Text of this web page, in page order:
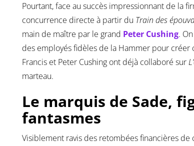
Pourtant, face au succès impressionnant de la
concurrence directe à partir du Train des
main de maître par le grand Peter Cushing.
des employés fidèles de la Hammer pour
Francis et Peter Cushing ont déjà collaboré sur
marteau.
Le marquis de Sade,
fantasmes
Visiblement ravis des retombées financières